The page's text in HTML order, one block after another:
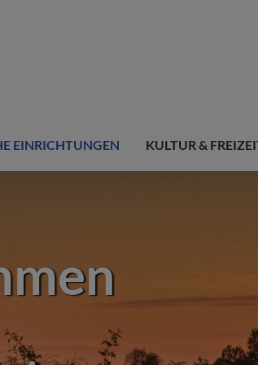
EINRICHTUNGEN KULTUR &